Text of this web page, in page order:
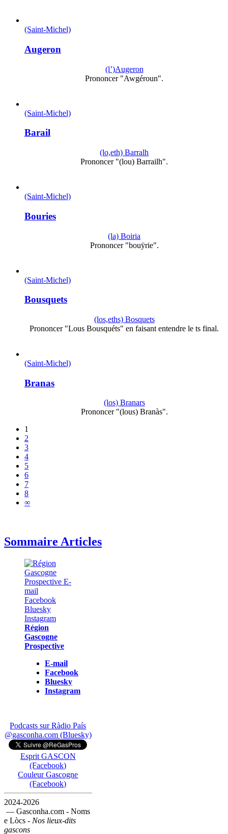
(Saint-Michel)
Augeron
(l’)Augeron
Prononcer "Awgéroun".
(Saint-Michel)
Barail
(lo,eth) Barralh
Prononcer "(lou) Barrailh".
(Saint-Michel)
Bouries
(la) Boiria
Prononcer "bouÿrie".
(Saint-Michel)
Bousquets
(los,eths) Bosquets
Prononcer "Lous Bousquéts" en faisant entendre le ts final.
(Saint-Michel)
Branas
(los) Branars
Prononcer "(lous) Branàs".
1
2
3
4
5
6
7
8
∞
Sommaire Articles
Région
Gascogne
Prospective
E-mail
Facebook
Bluesky
Instagram
Podcasts sur Ràdio País
@gasconha.com (Bluesky)
Esprit GASCON
(Facebook)
Couleur Gascogne
(Facebook)
2024-2026
— Gasconha.com - Noms
e Lòcs - Nos lieux-dits
gascons